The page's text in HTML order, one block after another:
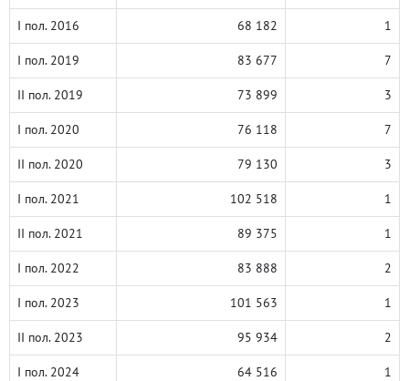
I пол. 2016 68 182 1
I пол. 2019 83 677 7
II пол. 2019 73 899 3
I пол. 2020 76 118 7
II пол. 2020 79 130 3
I пол. 2021 102 518 1
II пол. 2021 89 375 1
I пол. 2022 83 888 2
I пол. 2023 101 563 1
II пол. 2023 95 934 2
I пол. 2024 64 516 1